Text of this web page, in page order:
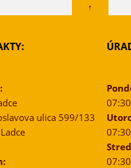
↑
ulica 599/133